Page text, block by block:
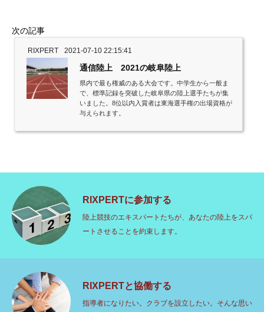
次の記事
RIXPERT 2021-07-10 22:15:41
通信陸上 2021の岐阜陸上
県内で最も権威のある大会です。中学生から一般ま
で、標準記録を突破した岐阜県の陸上選手たちが集
いました。8位以内入賞者は東海選手権の出場資格が
与えられます。
RIXPERTに参加する
陸上競技のエキスパートたちが、あなたの陸上をスパ
ートさせることを約束します。
RIXPERTと協働する
指導者になりたい。クラブを設立したい。そんな思い